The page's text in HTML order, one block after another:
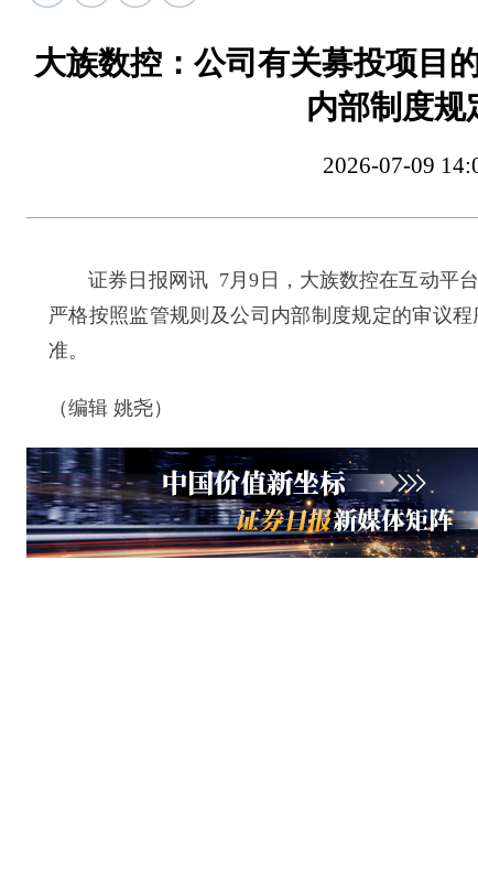
大族数控：公司有关募投项目
内部制度规
2026-07-09
证券日报网讯 7月9日，大族数控在互动平台
严格按照监管规则及公司内部制度规定的审议
准。
（编辑 姚尧）